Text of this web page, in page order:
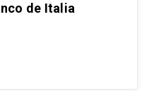
de Italia